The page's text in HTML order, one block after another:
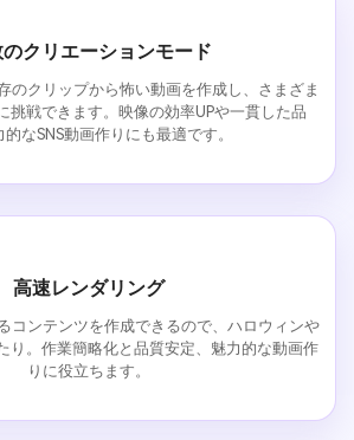
クリエーションモード
のクリップから怖い動画を作成し、さまざま
挑戦できます。映像の効率UPや一貫した品
なSNS動画作りにも最適です。
高速レンダリング
コンテンツを作成できるので、ハロウィンや
り。作業簡略化と品質安定、魅力的な動画作
りに役立ちます。